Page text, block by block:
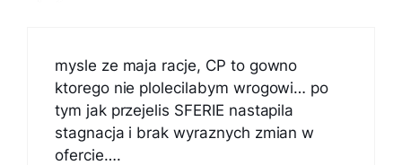
mysle ze maja racje, CP to gowno
ktorego nie plolecilabym wrogowi… po
tym jak przejelis SFERIE nastapila
stagnacja i brak wyraznych zmian w
ofercie….